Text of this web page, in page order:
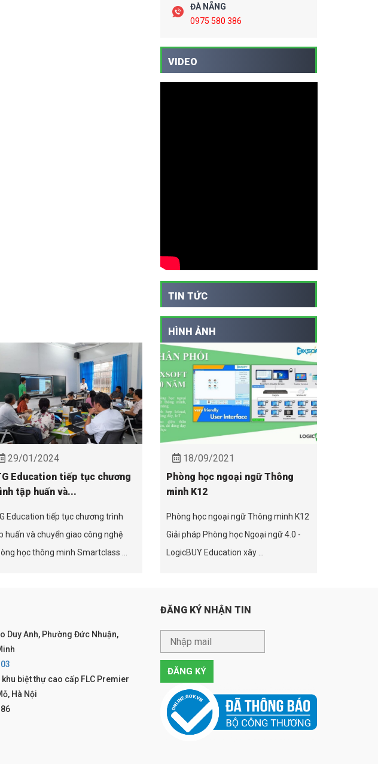
ĐÀ NẴNG
0975 580 386
VIDEO
TIN TỨC
HÌNH ẢNH
29/01/2024
Education tiếp tục chương
tập huấn và...
Education tiếp tục chương trình
huấn và chuyển giao công nghệ
học thông minh Smartclass ...
18/09/2021
Phòng học ngoại ngữ Thông
minh K12
Phòng học ngoại ngữ Thông minh K12
Giải pháp Phòng học Ngoại ngữ 4.0 -
LogicBUY Education xây ...
Duy Anh, Phường Đức Nhuận,
khu biệt thự cao cấp FLC Premier
Hà Nội
ĐĂNG KÝ NHẬN TIN